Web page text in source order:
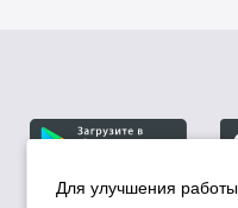
Для улучшения